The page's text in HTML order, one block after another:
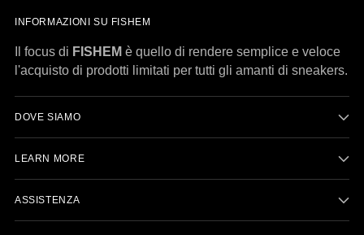
INFORMAZIONI SU FISHEM
Il focus di FISHEM è quello di rendere semplice e veloce
l'acquisto di prodotti limitati per tutti gli amanti di sneakers.
DOVE SIAMO
LEARN MORE
ASSISTENZA